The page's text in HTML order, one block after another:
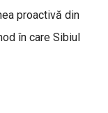
proactivă din
în care Sibiul